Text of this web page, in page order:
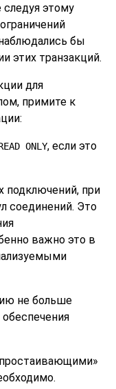
этому
бы
этих транзакций.
для
примите к
ONLY, если это
подключений, при
соединений. Это
важно это в
не больше
простаивающими»